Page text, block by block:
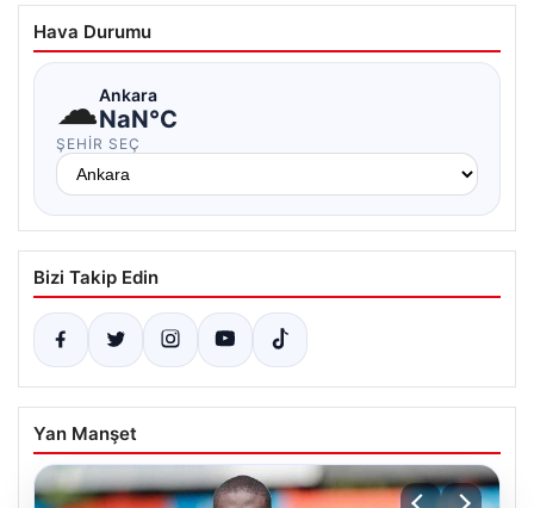
Hava Durumu
☁Ankara
NaN°C
ŞEHIR SEÇ
Bizi Takip Edin
Yan Manşet